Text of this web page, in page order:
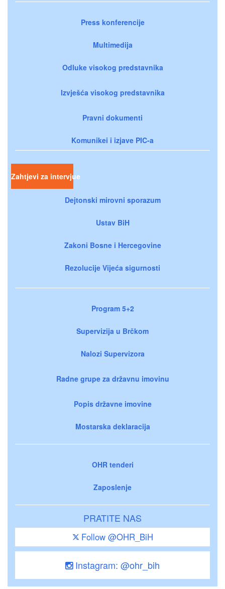
Press konferencije
Multimedija
Odluke visokog predstavnika
Izvješća visokog predstavnika
Pravni dokumenti
Komunikei i izjave PIC-a
Zahtjevi za intervjue
Dejtonski mirovni sporazum
Ustav BiH
Zakoni Bosne i Hercegovine
Rezolucije Vijeća sigurnosti
Program 5+2
Supervizija u Brčkom
Nalozi Supervizora
Radne grupe za državnu imovinu
Popis državne imovine
Mostarska deklaracija
OHR tenderi
Zaposlenje
PRATITE NAS
Follow @OHR_BiH
Instagram: @ohr_bih